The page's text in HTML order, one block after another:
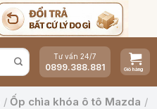
Tư vấn 24/7
0899.388.881
/ Ốp chìa khóa ô tô Mazda /